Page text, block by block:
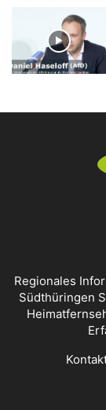
Regionales
Südthüringen